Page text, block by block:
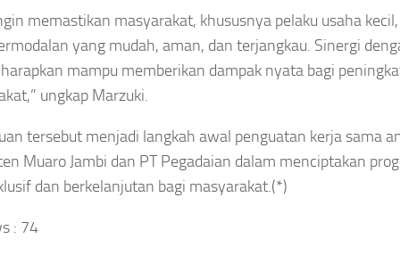
memastikan masyarakat, khususnya pelaku usaha
yang mudah, aman, dan terjangkau. Sinergi
mampu memberikan dampak nyata bagi
ungkap Marzuki.
tersebut menjadi langkah awal penguatan kerja sama
Muaro Jambi dan PT Pegadaian dalam menciptakan
dan berkelanjutan bagi masyarakat.(*)
: 74